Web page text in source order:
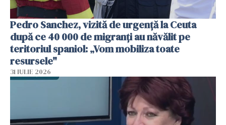
Pedro Sanchez, vizită de urgență la Ceuta
după ce 40 000 de migranți au năvălit pe
teritoriul spaniol: „Vom mobiliza toate
resursele"
31 IULIE 2026